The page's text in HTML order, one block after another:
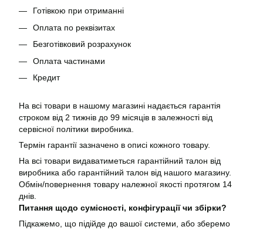
Готівкою при отриманні
Оплата по реквізитах
Безготівковий розрахунок
Оплата частинами
Кредит
На всі товари в нашому магазині надається гарантія
строком від 2 тижнів до 99 місяців в залежності від
сервісної політики виробника.
Термін гарантії зазначено в описі кожного товару.
На всі товари видаватиметься гарантійний талон від
виробника або гарантійний талон від нашого магазину.
Обмін/повернення товару належної якості протягом 14
днів.
Питання щодо сумісності, конфігурації чи збірки?
Підкажемо, що підійде до вашої системи, або зберемо